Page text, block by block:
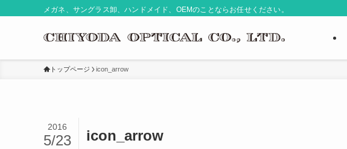
メガネ、サングラス卸、ハンドメイド、OEMのことならお任せください。
トップページ icon_arrow
icon_arrow
2016
5/23